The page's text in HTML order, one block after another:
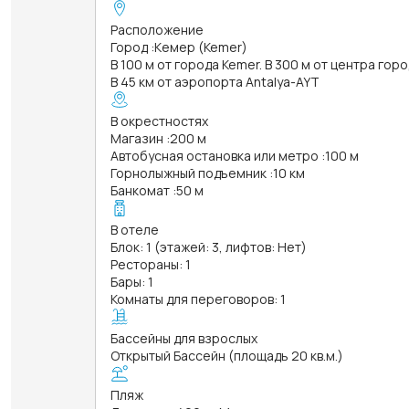
Расположение
Город :Кемер (Kemer)
В 100 м от города Kemer. В 300 м от центра
В 45 км от аэропорта Antalya-AYT
В окрестностях
Магазин :200 м
Автобусная остановка или метро :100 м
Горнолыжный подъемник :10 км
Банкомат :50 м
В отеле
Блок: 1 (этажей: 3, лифтов: Нет)
Рестораны: 1
Бары: 1
Комнаты для переговоров: 1
Бассейны для взрослых
Открытый Бассейн (площадь 20 кв.м.)
Пляж